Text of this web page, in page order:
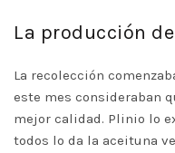
La producción
La recolección
este mes consideraban
mejor calidad. Plinio lo
todos lo da la aceituna